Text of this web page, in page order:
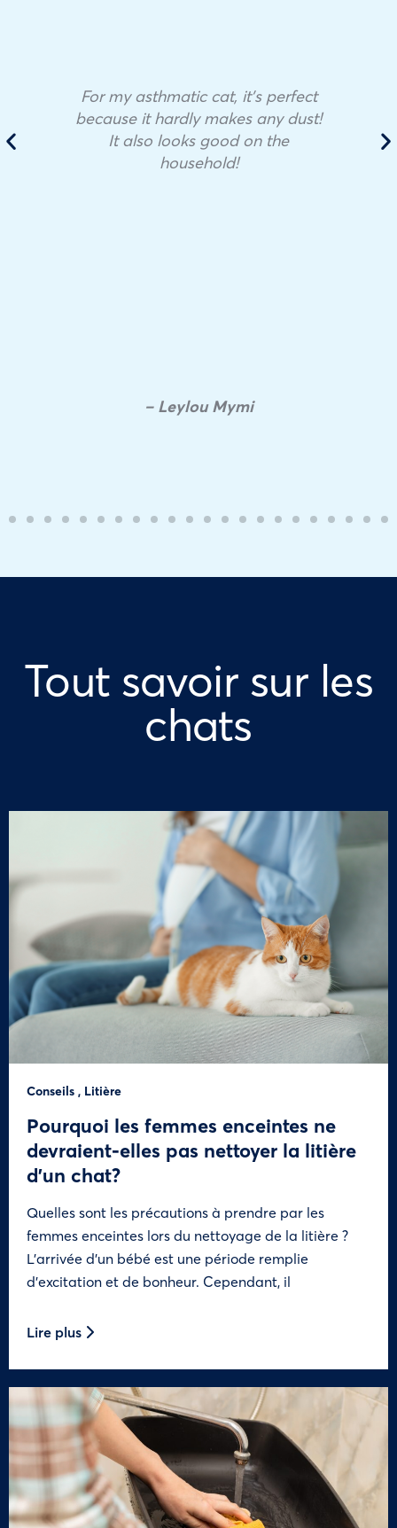
For my asthmatic cat, it’s perfect
because it hardly makes any dust!
It also looks good on the
household!
– Leylou Mymi
Tout savoir sur les
chats
Conseils , Litière
Pourquoi les femmes enceintes ne
devraient-elles pas nettoyer la litière
d’un chat?
Quelles sont les précautions à prendre par les
femmes enceintes lors du nettoyage de la litière ?
L’arrivée d’un bébé est une période remplie
d’excitation et de bonheur. Cependant, il
Lire plus